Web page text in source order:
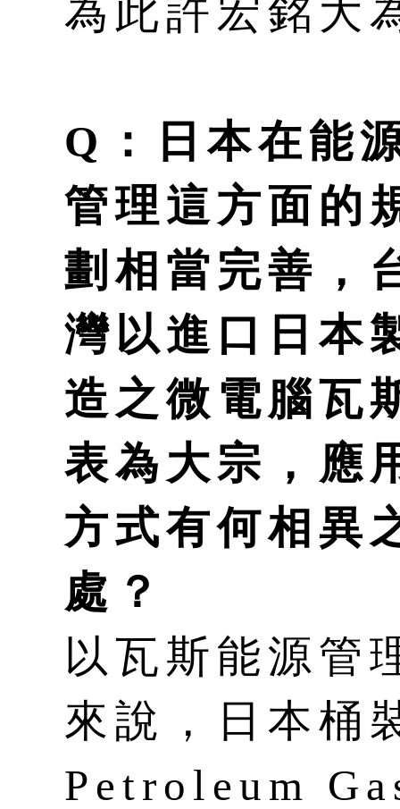
為此許宏銘大
Q：日本在能
管理這方面的
劃相當完善，
灣以進口日本
造之微電腦瓦
表為大宗，應
方式有何相異
處？
以瓦斯能源管
來說，日本
Petroleum